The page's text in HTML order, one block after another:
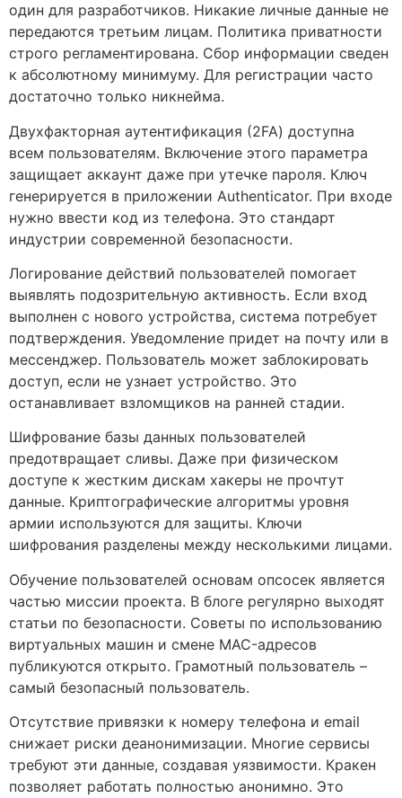
один для разработчиков. Никакие личные данные не
передаются третьим лицам. Политика приватности
строго регламентирована. Сбор информации сведен
к абсолютному минимуму. Для регистрации часто
достаточно только никнейма.
Двухфакторная аутентификация (2FA) доступна
всем пользователям. Включение этого параметра
защищает аккаунт даже при утечке пароля. Ключ
генерируется в приложении Authenticator. При входе
нужно ввести код из телефона. Это стандарт
индустрии современной безопасности.
Логирование действий пользователей помогает
выявлять подозрительную активность. Если вход
выполнен с нового устройства, система потребует
подтверждения. Уведомление придет на почту или в
мессенджер. Пользователь может заблокировать
доступ, если не узнает устройство. Это
останавливает взломщиков на ранней стадии.
Шифрование базы данных пользователей
предотвращает сливы. Даже при физическом
доступе к жестким дискам хакеры не прочтут
данные. Криптографические алгоритмы уровня
армии используются для защиты. Ключи
шифрования разделены между несколькими лицами.
Обучение пользователей основам опсосек является
частью миссии проекта. В блоге регулярно выходят
статьи по безопасности. Советы по использованию
виртуальных машин и смене MAC-адресов
публикуются открыто. Грамотный пользователь –
самый безопасный пользователь.
Отсутствие привязки к номеру телефона и email
снижает риски деанонимизации. Многие сервисы
требуют эти данные, создавая уязвимости. Кракен
позволяет работать полностью анонимно. Это